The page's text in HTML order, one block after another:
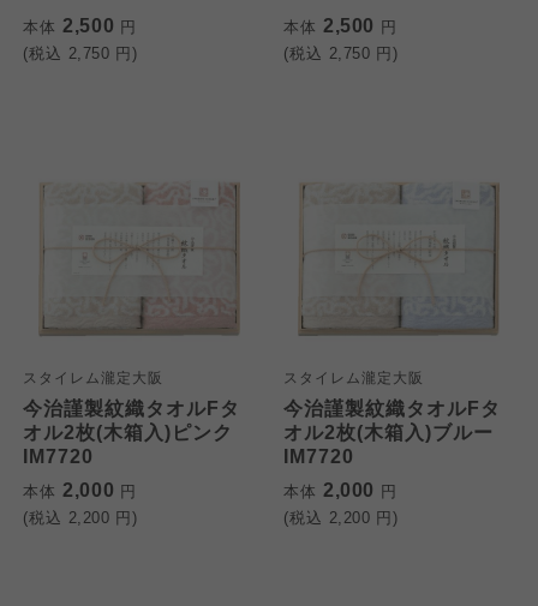
本体 2,500 円
(税込 2,750 円)
本体 2,500 円
(税込 2,750 円)
スタイレム瀧定大阪
今治謹製紋織タオルFタ
オル2枚(木箱入)ピンク
IM7720
本体 2,000 円
(税込 2,200 円)
スタイレム瀧定大阪
今治謹製紋織タオルFタ
オル2枚(木箱入)ブルー
IM7720
本体 2,000 円
(税込 2,200 円)